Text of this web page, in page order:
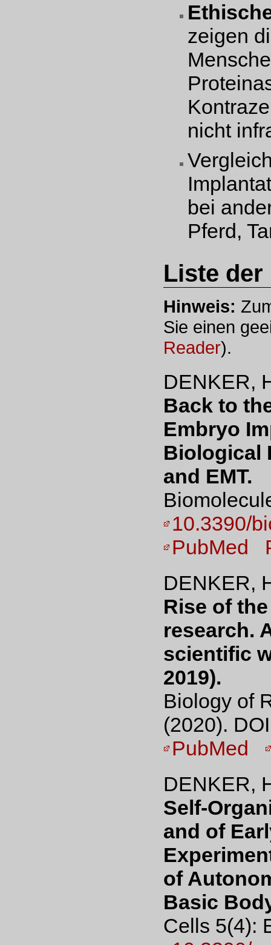
zeigen
nicht
bei
Pferd,
Liste
Hinweis:
Sie einen
Reader).
DENKER,
Back to
Embryo
Biological
and EMT.
10.3390/
PubMed
DENKER,
Rise of
research.
scientific
2019).
Biology of
(2020).
PubMed
DENKER,
Self-
and of
of
Basic
Cells 5(4):